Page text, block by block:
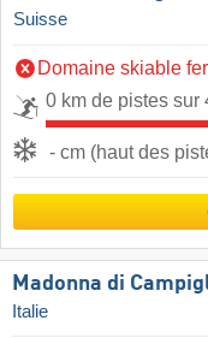
Suisse
Domaine skiable
0 km de pistes sur
- cm (haut des
Madonna di
Italie